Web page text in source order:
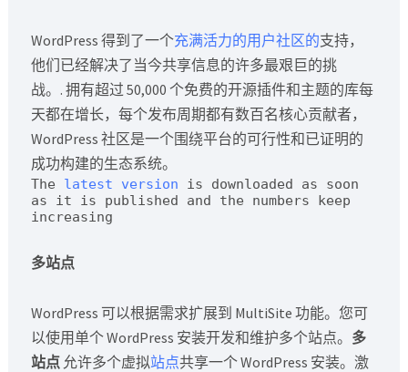
WordPress 得到了一个充满活力的用户社区的支持，
他们已经解决了当今共享信息的许多最艰巨的挑
战。. 拥有超过 50,000 个免费的开源插件和主题的库每
天都在增长，每个发布周期都有数百名核心贡献者，
WordPress 社区是一个围绕平台的可行性和已证明的
成功构建的生态系统。
The latest version is downloaded as soon
as it is published and the numbers keep
increasing
多站点
WordPress 可以根据需求扩展到 MultiSite 功能。您可
以使用单个 WordPress 安装开发和维护多个站点。 多
站点允许多个虚拟站点共享一个 WordPress 安装。激